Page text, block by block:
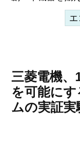
エ
三菱電機、
を可能に
ムの実証実